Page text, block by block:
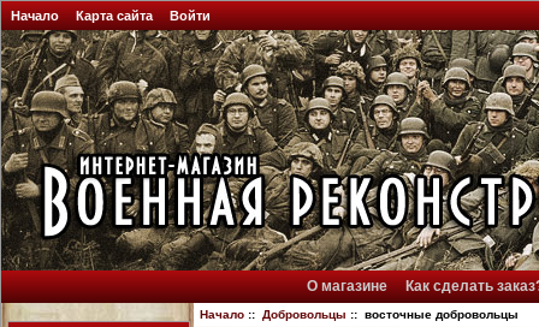
Начало Карта сайта Войти
О магазине Как сделать
Начало:: Добровольцы :: восточные добровольцы